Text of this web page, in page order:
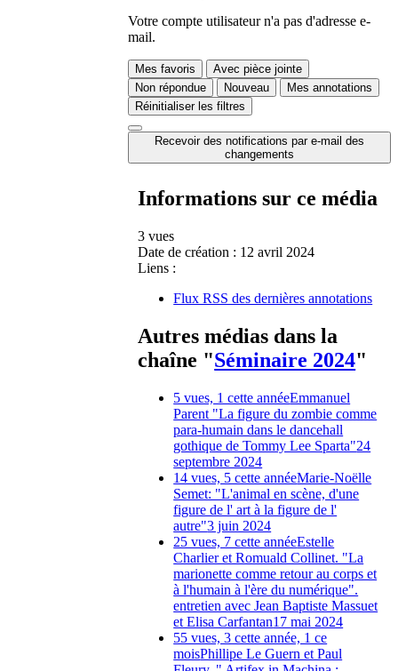
Votre compte utilisateur n'a pas d'adresse e-
mail.
Mes favoris
Avec pièce jointe
Non répondue
Nouveau
Mes annotations
Réinitialiser les filtres
Recevoir des notifications par e-mail des
changements
Informations sur ce média
3 vues
Date de création : 12 avril 2024
Liens :
Flux RSS des dernières annotations
Autres médias dans la
chaîne "Séminaire 2024"
5 vues, 1 cette annéeEmmanuel
Parent "La figure du zombie comme
para-humain dans le dancehall
gothique de Tommy Lee Sparta"24
septembre 2024
14 vues, 5 cette annéeMarie-Noëlle
Semet: "L'animal en scène, d'une
figure de l' art à la figure de l'
autre"3 juin 2024
25 vues, 7 cette annéeEstelle
Charlier et Romuald Collinet. "La
marionette comme retour au corps et
à l'humain à l'ère du numérique".
entretien avec Jean Baptiste Massuet
et Elisa Carfantan17 mai 2024
55 vues, 3 cette année, 1 ce
moisPhillipe Le Guern et Paul